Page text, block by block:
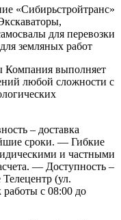
«Сибирьстройтранс»
для перевозки
земляных работ
Компания выполняет
любой сложности с
– доставка
сроки. — Гибкие
и частными
— Доступность –
(ул.
с 08:00 до